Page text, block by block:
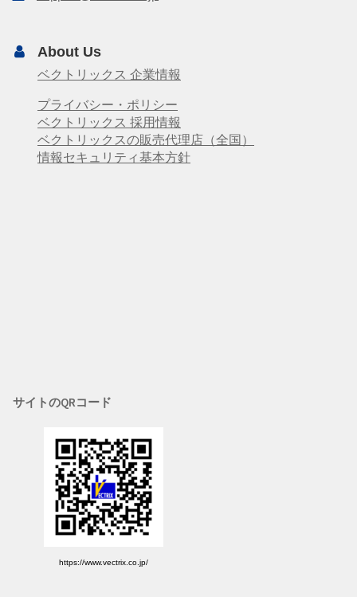
About Us
ベクトリックス 企業情報
プライバシー・ポリシー
ベクトリックス 採用情報
ベクトリックスの販売代理店（全国）
情報セキュリティ基本方針
サイトのQRコード
https://www.vectrix.co.jp/